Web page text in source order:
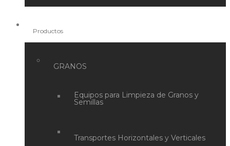
Productos
GRANOS
Equipos para Limpieza de Granos y
Semillas
Transportes Horizontales y Verticales